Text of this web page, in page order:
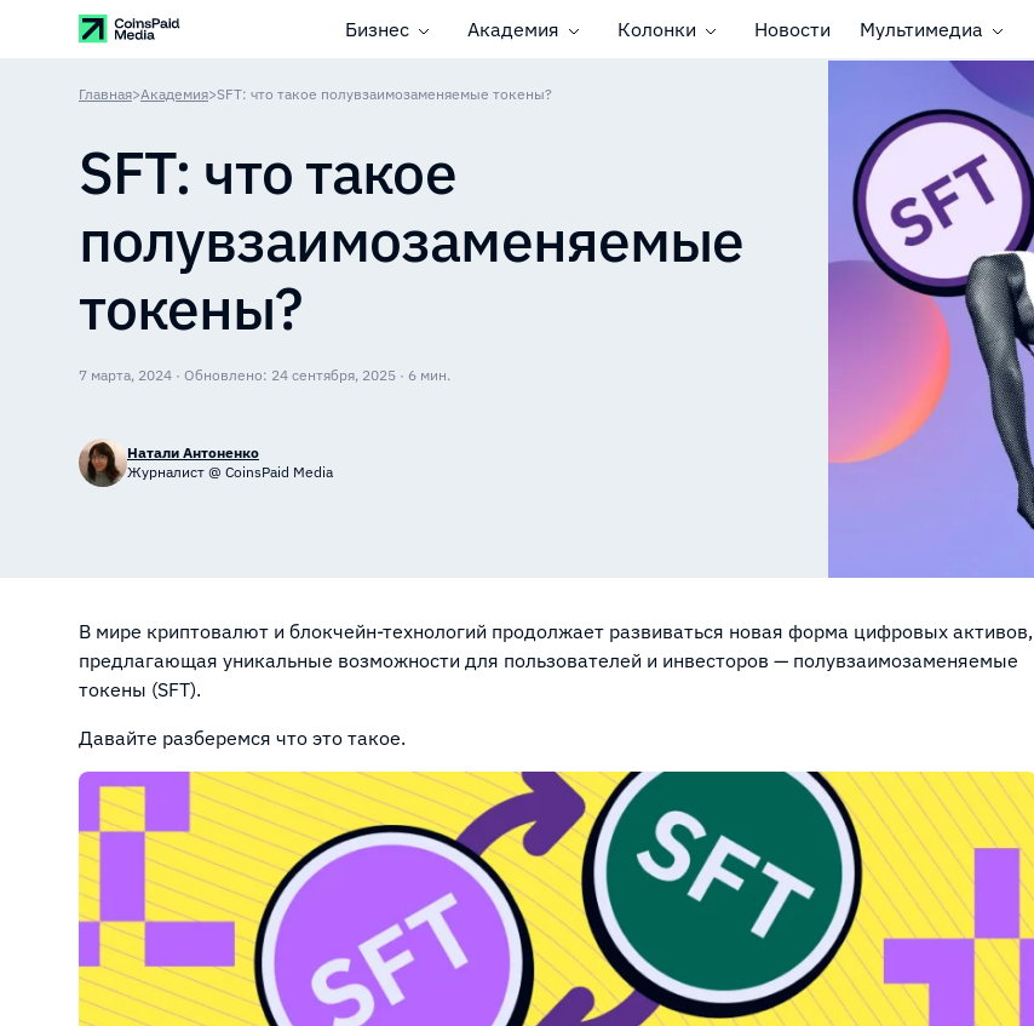
Бизнес Академия Колонки Новости Мультимедиа
Главная>Академия>SFT: что такое полувзаимозаменяемые токены?
SFT: что такое
полувзаимозаменяемые
токены?
7 марта, 2024 · Обновлено: 24 сентября, 2025 · 6 мин.
Натали Антоненко
Журналист @ CoinsPaid Media
В мире криптовалют и блокчейн-технологий продолжает развиваться новая форма цифровых активов,
предлагающая уникальные возможности для пользователей и инвесторов — полувзаимозаменяемые
токены (SFT).
Давайте разберемся что это такое.